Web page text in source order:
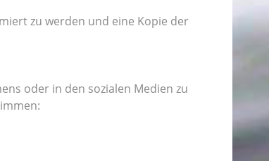
zu werden und eine Kopie der
oder in den sozialen Medien zu